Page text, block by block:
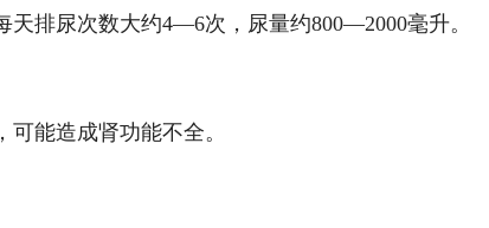
排尿次数大约4―6次，尿量约800―2000毫升。
能造成肾功能不全。